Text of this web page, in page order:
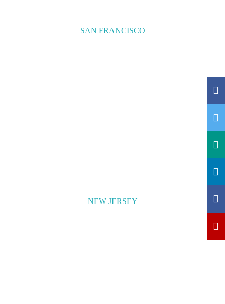
SAN FRANCISCO
NEW JERSEY